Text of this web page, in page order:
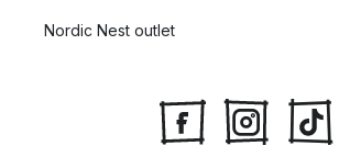
Nordic Nest outlet